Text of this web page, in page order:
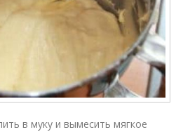
в муку и вымесить мягкое